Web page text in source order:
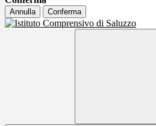
Annulla Conferma